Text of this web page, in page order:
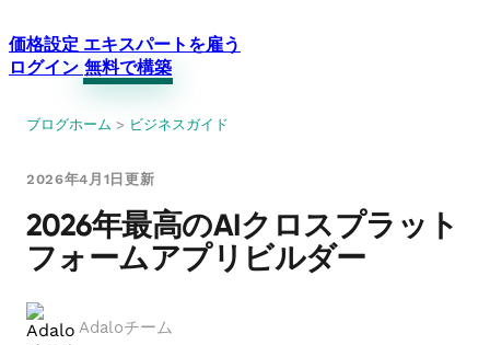
価格設定 エキスパートを雇う
ログイン 無料で構築
ブログホーム > ビジネスガイド
2026年4月1日更新
2026年最高のAIクロスプラット
フォームアプリビルダー
Adaloチーム